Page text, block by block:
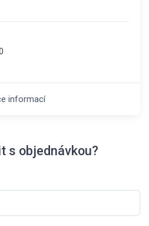
informací
s objednávkou?